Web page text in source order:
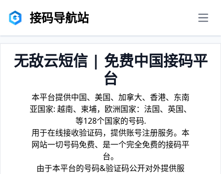
接码导航站
无敌云短信 | 免费中国接码平
台
本平台提供中国、美国、加拿大、香港、东南
亚国家: 越南、柬埔，欧洲国家：法国、英国、
等128个国家的号码.
用于在线接收验证码，提供账号注册服务。本
网站一切号码免费、是一个完全免费的接码平
台。
由于本平台的号码&验证码公开对外提供服